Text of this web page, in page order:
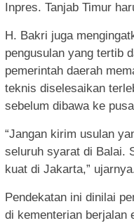
Inpres. Tanjab Timur
H. Bakri juga
pengusulan yang tertib
pemerintah daerah
teknis diselesaikan
sebelum dibawa ke
“Jangan kirim usulan
seluruh syarat di Balai.
kuat di Jakarta,”
Pendekatan ini dinilai
di kementerian berjalan